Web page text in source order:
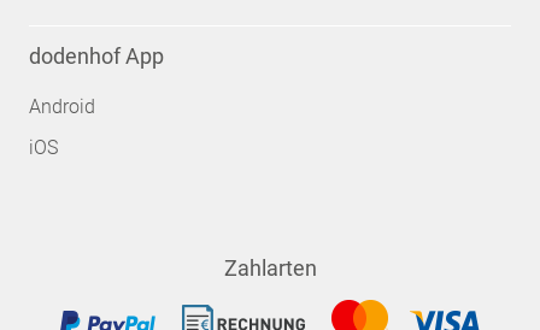
dodenhof App
Android
iOS
Zahlarten